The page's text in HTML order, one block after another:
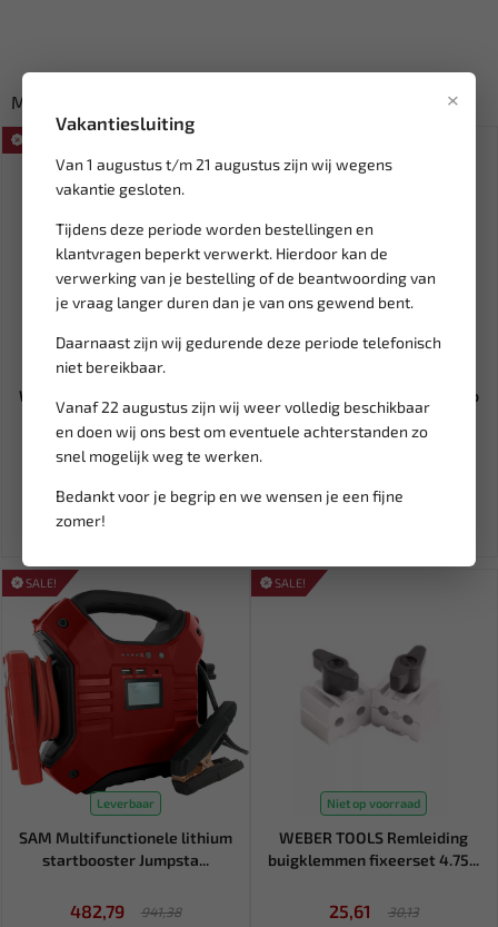
×
Vakantiesluiting
Van 1 augustus t/m 21 augustus zijn wij wegens
vakantie gesloten.
Tijdens deze periode worden bestellingen en
klantvragen beperkt verwerkt. Hierdoor kan de
verwerking van je bestelling of de beantwoording van
je vraag langer duren dan je van ons gewend bent.
Daarnaast zijn wij gedurende deze periode telefonisch
niet bereikbaar.
Vanaf 22 augustus zijn wij weer volledig beschikbaar
en doen wij ons best om eventuele achterstanden zo
snel mogelijk weg te werken.
Bedankt voor je begrip en we wensen je een fijne
zomer!
Misschien ook interessant:
Leverbaar
WEBER TOOLS Magneet pick-
up tool uitschuifbaar 0,5...
4,06
Ex. btw: € 3,36
5in1 Petrol Detox Cleaner Pro
1ltr 687109
Ex. btw: € 41,09
SALE!
Leverbaar
SAM Multifunctionele lithium
startbooster Jumpsta...
482,79
941,38
SALE!
Niet op voorraad
WEBER TOOLS Remleiding
buigklemmen fixeerset 4.75...
25,61
30,13